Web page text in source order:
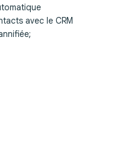
avec le CRM